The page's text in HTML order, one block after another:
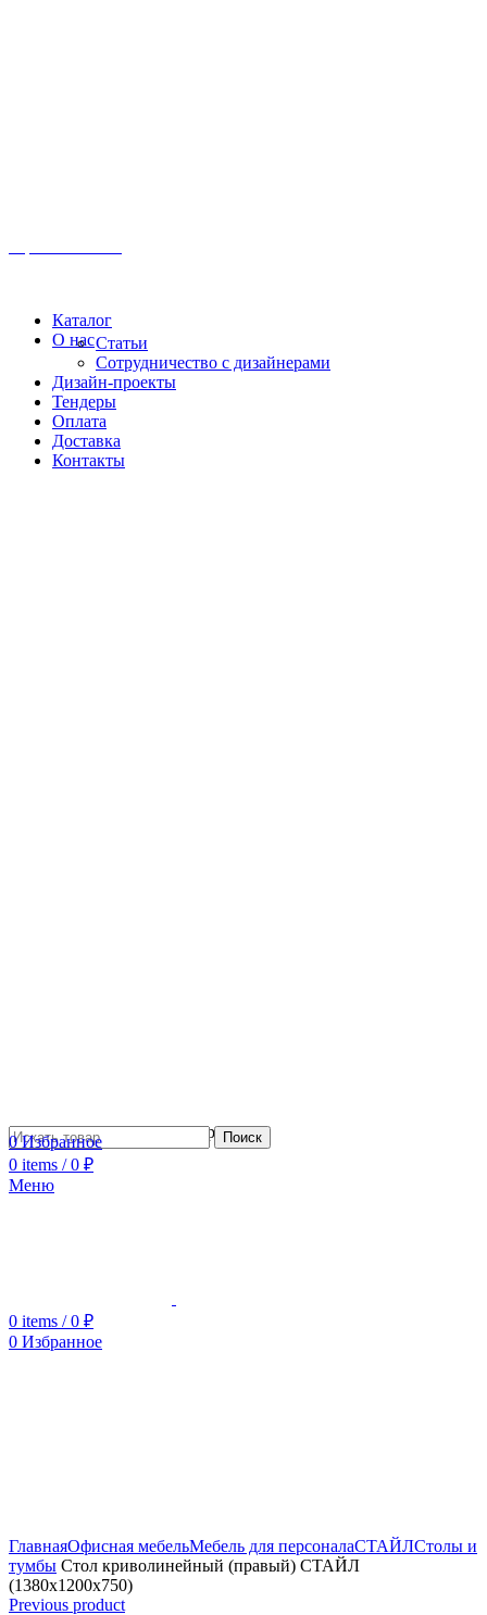
Каталог
О насСтатьи
Сотрудничество с дизайнерами
Дизайн-проекты
Тендеры
Оплата
Доставка
Контакты
Сотрудничество с дизайнерамиПоиск
0Избранное
0 items / 0 ₽
Меню
0 items / 0 ₽
0 Избранное
ГлавнаяОфисная мебельМебель для персоналаСТАЙЛСтолы и
тумбы Стол криволинейный (правый) СТАЙЛ
(1380х1200х750)
Previous product